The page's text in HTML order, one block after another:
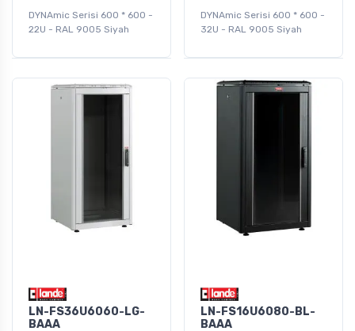
DYNAmic Serisi 600 * 600 -
22U - RAL 9005 Siyah
DYNAmic Serisi 600 * 600 -
32U - RAL 9005 Siyah
LN-FS36U6060-LG-
BAAA
LN-FS16U6080-BL-
BAAA